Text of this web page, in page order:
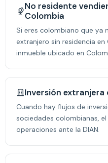
No residente
Colombia
Si eres colombiano que ya
extranjero sin residencia en
inmueble ubicado en
Inversión
Cuando hay flujos de
sociedades colombianas,
operaciones ante la DIAN.